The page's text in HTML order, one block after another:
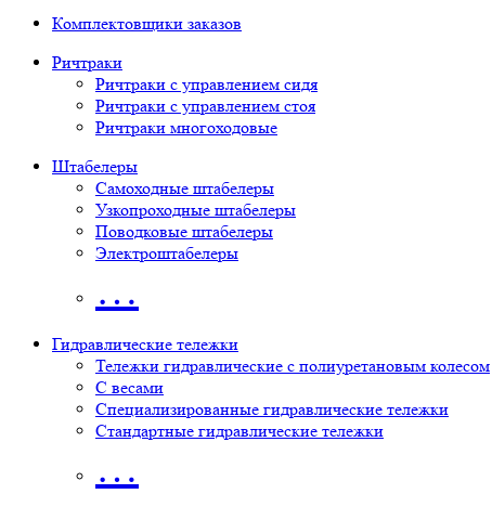
Комплектовщики заказов
Ричтраки
Ричтраки с управлением сидя
Ричтраки с управлением стоя
Ричтраки многоходовые
Штабелеры
Самоходные штабелеры
Узкопроходные штабелеры
Поводковые штабелеры
Электроштабелеры
…
Гидравлические тележки
Тележки гидравлические с полиуретановым колесом
С весами
Специализированные гидравлические тележки
Стандартные гидравлические тележки
…